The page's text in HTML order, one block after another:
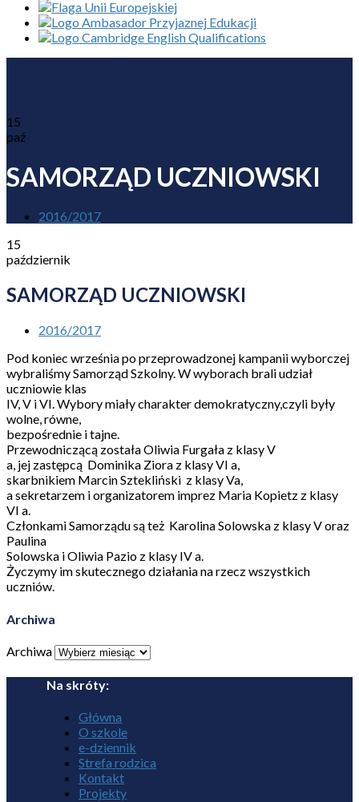
15
paź
SAMORZĄD UCZNIOWSKI
2016/2017
15
październik
SAMORZĄD UCZNIOWSKI
2016/2017
Pod koniec września po przeprowadzonej kampanii wyborczej
wybraliśmy Samorząd Szkolny. W wyborach brali udział
uczniowie klas
IV, V i VI. Wybory miały charakter demokratyczny,czyli były
wolne, równe,
bezpośrednie i tajne.
Przewodniczącą została Oliwia Furgała z klasy V
a, jej zastępcą Dominika Ziora z klasy VI a,
skarbnikiem Marcin Sztekliński z klasy Va,
a sekretarzem i organizatorem imprez Maria Kopietz z klasy
VI a.
Członkami Samorządu są też Karolina Solowska z klasy V oraz
Paulina
Solowska i Oliwia Pazio z klasy IV a.
Życzymy im skutecznego działania na rzecz wszystkich
uczniów.
Archiwa
Archiwa
Na skróty:
Główna
O szkole
e-dziennik
Strefa rodzica
Kontakt
Projekty